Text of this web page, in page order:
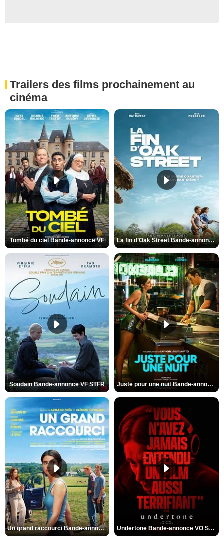
Trailers des films prochainement au
cinéma
Tombé du ciel Bande-annonce VF La fin d’Oak Street Bande-annonce VO STFR
Soudain Bande-annonce VF STFR Juste pour une nuit Bande-annonce VO STFR
Un grand raccourci Bande-annonce VF Undertone Bande-annonce VO STFR